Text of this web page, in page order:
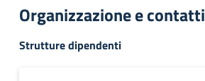
Organizzazione e contatti
Strutture dipendenti